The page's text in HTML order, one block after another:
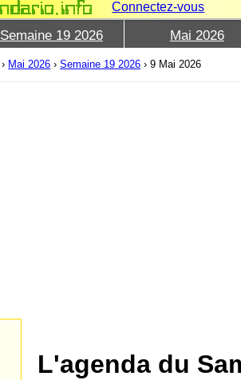
Connectez-vous
Semaine 19 2026 Mai 2026
› Mai 2026 ›Semaine 19 2026 ›9 Mai 2026
L'agenda du